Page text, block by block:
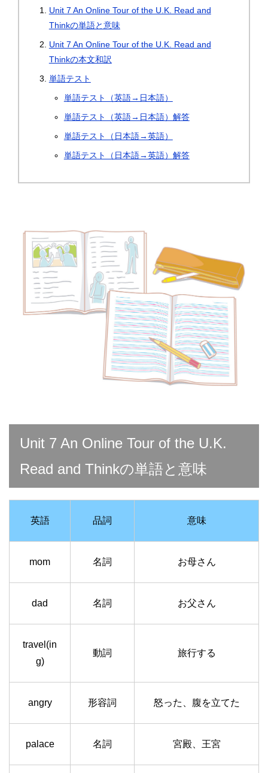
Unit 7 An Online Tour of the U.K. Read and
Thinkの単語と意味
Unit 7 An Online Tour of the U.K. Read and
Thinkの本文和訳
単語テスト
単語テスト（英語→日本語）
単語テスト（英語→日本語）解答
単語テスト（日本語→英語）
単語テスト（日本語→英語）解答
Unit 7 An Online Tour of the U.K.
Read and Thinkの単語と意味
英語 品詞 意味
mom 名詞 お母さん
dad 名詞 お父さん
travel(in
g)
動詞 旅行する
angry 形容詞 怒った、腹を立てた
palace 名詞 宮殿、王宮